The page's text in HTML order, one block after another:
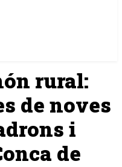
rural:
de noves
i
de